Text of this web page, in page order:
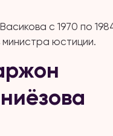
с 1970 по
юстиции.